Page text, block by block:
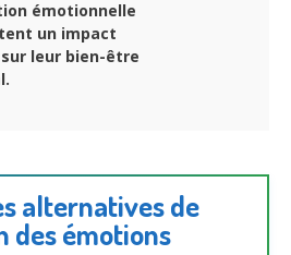
émotionnelle
un impact
leur bien-être
alternatives de
des émotions